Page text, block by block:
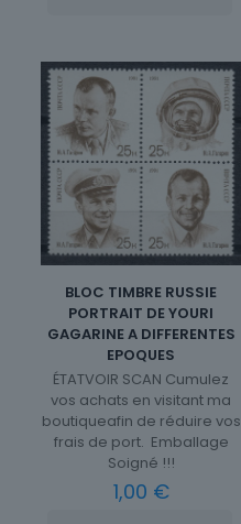
BLOC TIMBRE RUSSIE
PORTRAIT DE YOURI
GAGARINE A DIFFERENTES
EPOQUES
ÉTATVOIR SCAN Cumulez
vos achats en visitant ma
boutiqueafin de réduire vos
frais de port. Emballage
Soigné !!!
1,00 €